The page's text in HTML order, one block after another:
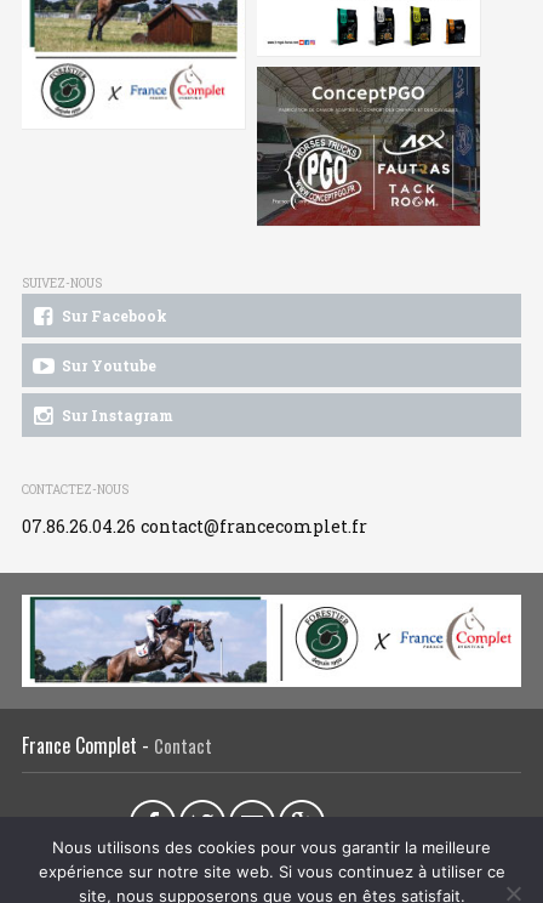
SUIVEZ-NOUS
Sur Facebook
Sur Youtube
Sur Instagram
CONTACTEZ-NOUS
07.86.26.04.26 contact@francecomplet.fr
France Complet - Contact
L’association Actualités Tous les évènements
Liens utiles
Nous utilisons des cookies pour vous garantir la meilleure
expérience sur notre site web. Si vous continuez à utiliser ce
site, nous supposerons que vous en êtes satisfait.